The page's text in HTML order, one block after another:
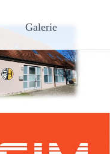
Galerie